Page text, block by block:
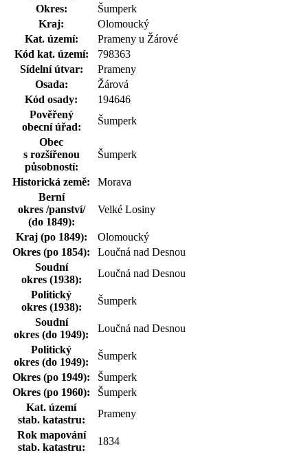
Okres:
Šumperk
Kraj:
Olomoucký
Kat. území:
Prameny u Žárové
Kód kat. území:
798363
Sídelní útvar:
Prameny
Osada:
Žárová
Kód osady:
194646
Pověřený
obecní úřad:
Šumperk
Obec
s rozšířenou
působností:
Šumperk
Historická země:
Morava
Berní
okres /panství/
(do 1849):
Velké Losiny
Kraj (po 1849):
Olomoucký
Okres (po 1854):
Loučná nad Desnou
Soudní
okres (1938):
Loučná nad Desnou
Politický
okres (1938):
Šumperk
Soudní
okres (do 1949):
Loučná nad Desnou
Politický
okres (do 1949):
Šumperk
Okres (po 1949):
Šumperk
Okres (po 1960):
Šumperk
Kat. území
stab. katastru:
Prameny
Rok mapování
stab. katastru:
1834